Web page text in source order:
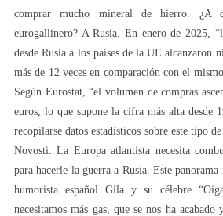
comprar mucho mineral de hierro. ¿A
eurogallinero? A Rusia. En enero de 2025,
desde Rusia a los países de la UE alcanzaron
más de 12 veces en comparación con el
Según Eurostat, “el volumen de compras
euros, lo que supone la cifra más alta desde
recopilarse datos estadísticos sobre este tipo
Novosti. La Europa atlantista necesita
para hacerle la guerra a Rusia. Este
humorista español Gila y su célebre
necesitamos más gas, que se nos ha